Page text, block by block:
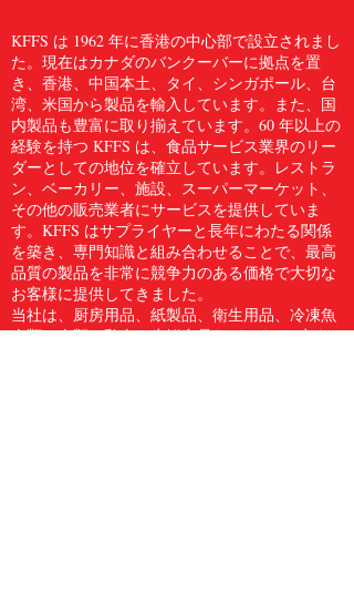
KFFS は 1962 年に香港の中心部で設立されまし
た。現在はカナダのバンクーバーに拠点を置
き、香港、中国本土、タイ、シンガポール、台
湾、米国から製品を輸入しています。また、国
内製品も豊富に取り揃えています。60 年以上の
経験を持つ KFFS は、食品サービス業界のリー
ダーとしての地位を確立しています。レストラ
ン、ベーカリー、施設、スーパーマーケット、
その他の販売業者にサービスを提供していま
す。KFFS はサプライヤーと長年にわたる関係
を築き、専門知識と組み合わせることで、最高
品質の製品を非常に競争力のある価格で大切な
お客様に提供してきました。
当社は、厨房用品、紙製品、衛生用品、冷凍魚
介類、肉類、鶏肉、生鮮食品など、5,000 点を